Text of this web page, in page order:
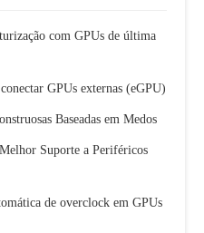
com GPUs de última
GPUs externas (eGPU)
Baseadas em Medos
Suporte a Periféricos
de overclock em GPUs